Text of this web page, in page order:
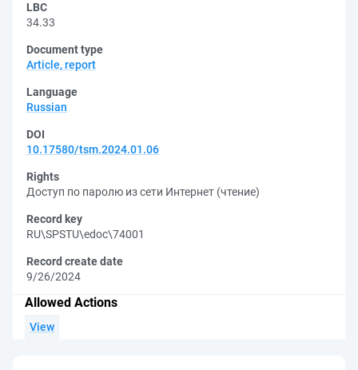
LBC
34.33
Document type
Article, report
Language
Russian
DOI
10.17580/tsm.2024.01.06
Rights
Доступ по паролю из сети Интернет (чтение)
Record key
RU\SPSTU\edoc\74001
Record create date
9/26/2024
Allowed Actions
View